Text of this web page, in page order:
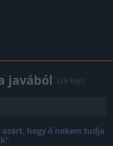
javából (38 kép)
hogy ő nekem tudja